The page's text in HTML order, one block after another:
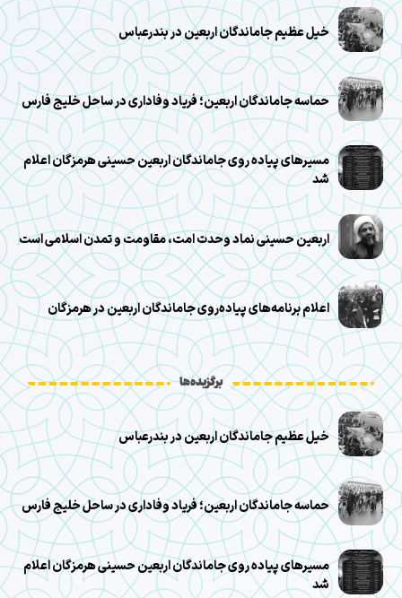
خیل عظیم جاماندگان اربعین در بندرعباس
حماسه جاماندگان اربعین؛ فریاد وفاداری در ساحل خلیج فارس
مسیرهای پیاده روی جاماندگان اربعین حسینی هرمزگان اعلام
شد
اربعین حسینی نماد وحدت امت، مقاومت و تمدن اسلامی است
اعلام برنامه‌های پیاده‌روی جاماندگان اربعین در هرمزگان
برگزیده‌ها
خیل عظیم جاماندگان اربعین در بندرعباس
حماسه جاماندگان اربعین؛ فریاد وفاداری در ساحل خلیج فارس
مسیرهای پیاده روی جاماندگان اربعین حسینی هرمزگان اعلام
شد